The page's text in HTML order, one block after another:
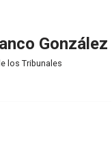
González
los Tribunales